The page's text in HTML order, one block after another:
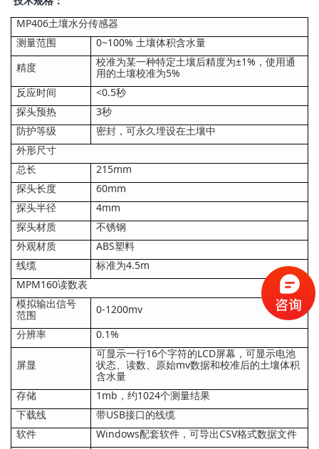
MP406土壤水分传感器
测量范围
0~100% 土壤体积含水量
精度
校准为某一种特定土壤后精度为±1%，使用通
用的土壤校准为5%
反应时间
<0.5秒
探头预热
3秒
防护等级
密封，可永久埋设在土壤中
外形尺寸
总长
215mm
探头长度
60mm
探头半径
4mm
探头材质
不锈钢
外观材质
ABS塑料
线缆
标准为4.5m
MPM160读数表
模拟输出信号
范围
0-1200mv
分辨率
0.1%
屏显
可显示一行16个字符的LCD屏幕，可显示电池
状态、读数、原始mv数据和校准后的土壤体积
含水量
存储
1mb，约1024个测量结果
下载线
带USB接口的线缆
软件
Windows配套软件，可导出CSV格式数据文件